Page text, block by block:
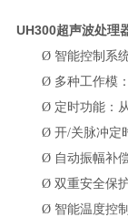
UH300超声波处理
Ø 智能控制系
Ø 多种工作模
Ø 定时功能：
Ø 开/关脉冲定
Ø 自动振幅补
Ø 双重安全保
Ø 智能温度控